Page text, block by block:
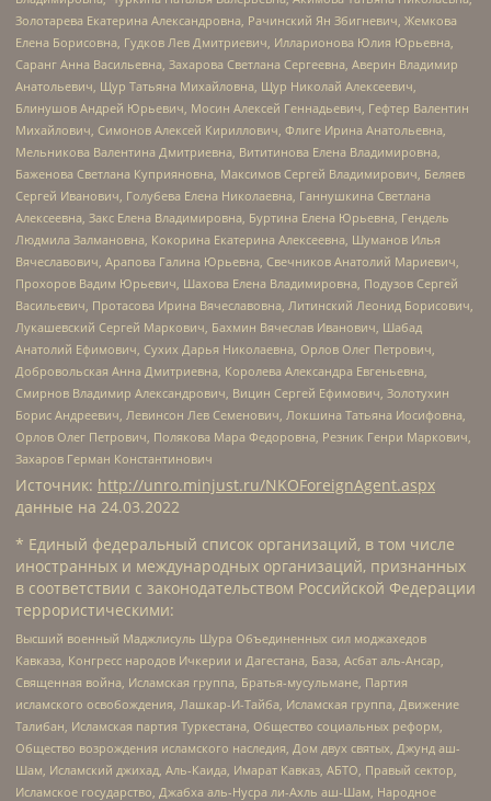
Золотарева Екатерина Александровна, Рачинский Ян Збигневич, Жемкова
Елена Борисовна, Гудков Лев Дмитриевич, Илларионова Юлия Юрьевна,
Саранг Анна Васильевна, Захарова Светлана Сергеевна, Аверин Владимир
Анатольевич, Щур Татьяна Михайловна, Щур Николай Алексеевич,
Блинушов Андрей Юрьевич, Мосин Алексей Геннадьевич, Гефтер Валентин
Михайлович, Симонов Алексей Кириллович, Флиге Ирина Анатольевна,
Мельникова Валентина Дмитриевна, Вититинова Елена Владимировна,
Баженова Светлана Куприяновна, Максимов Сергей Владимирович, Беляев
Сергей Иванович, Голубева Елена Николаевна, Ганнушкина Светлана
Алексеевна, Закс Елена Владимировна, Буртина Елена Юрьевна, Гендель
Людмила Залмановна, Кокорина Екатерина Алексеевна, Шуманов Илья
Вячеславович, Арапова Галина Юрьевна, Свечников Анатолий Мариевич,
Прохоров Вадим Юрьевич, Шахова Елена Владимировна, Подузов Сергей
Васильевич, Протасова Ирина Вячеславовна, Литинский Леонид Борисович,
Лукашевский Сергей Маркович, Бахмин Вячеслав Иванович, Шабад
Анатолий Ефимович, Сухих Дарья Николаевна, Орлов Олег Петрович,
Добровольская Анна Дмитриевна, Королева Александра Евгеньевна,
Смирнов Владимир Александрович, Вицин Сергей Ефимович, Золотухин
Борис Андреевич, Левинсон Лев Семенович, Локшина Татьяна Иосифовна,
Орлов Олег Петрович, Полякова Мара Федоровна, Резник Генри Маркович,
Захаров Герман Константинович
Источник: http://unro.minjust.ru/NKOForeignAgent.aspx
данные на 24.03.2022
* Единый федеральный список организаций, в том числе
иностранных и международных организаций, признанных
в соответствии с законодательством Российской Федерации
террористическими:
Высший военный Маджлисуль Шура Объединенных сил моджахедов
Кавказа, Конгресс народов Ичкерии и Дагестана, База, Асбат аль-Ансар,
Священная война, Исламская группа, Братья-мусульмане, Партия
исламского освобождения, Лашкар-И-Тайба, Исламская группа, Движение
Талибан, Исламская партия Туркестана, Общество социальных реформ,
Общество возрождения исламского наследия, Дом двух святых, Джунд аш-
Шам, Исламский джихад, Аль-Каида, Имарат Кавказ, АБТО, Правый сектор,
Исламское государство, Джабха аль-Нусра ли-Ахль аш-Шам, Народное